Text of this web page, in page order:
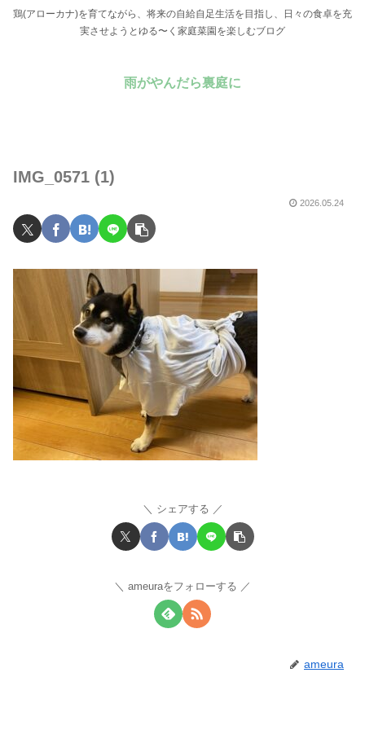
鶏(アローカナ)を育てながら、将来の自給自足生活を目指し、日々の食卓を充
実させようとゆる〜く家庭菜園を楽しむブログ
雨がやんだら裏庭に
IMG_0571 (1)
2026.05.24
シェアする
ameuraをフォローする
ameura